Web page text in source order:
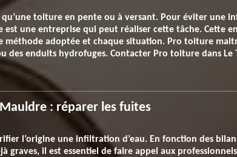
toiture en pente ou à versant. Pour éviter une
une entreprise qui peut réaliser cette tâche. Cette
méthode adoptée et chaque situation. Pro toiture
des enduits hydrofuges. Contacter Pro toiture dans Le
: réparer les fuites
l’origine une infiltration d’eau. En fonction des
il est essentiel de faire appel aux